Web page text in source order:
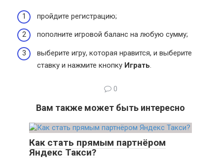
пройдите регистрацию;
пополните игровой баланс на любую сумму;
выберите игру, которая нравится, и выберите
ставку и нажмите кнопку Играть.
0
Вам также может быть интересно
Как стать прямым партнёром
Яндекс Такси?